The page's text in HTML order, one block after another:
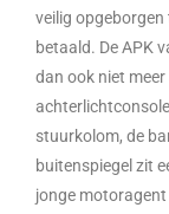
veilig
betaald. De APK
dan ook niet
stuurkolom, de
buitenspiegel zit
jonge motoragent